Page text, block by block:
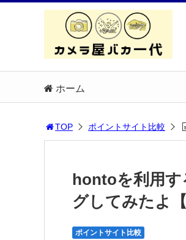
ホーム
TOP ポイントサイト比較
hontoを利用す
グしてみたよ【
ポイントサイト比較